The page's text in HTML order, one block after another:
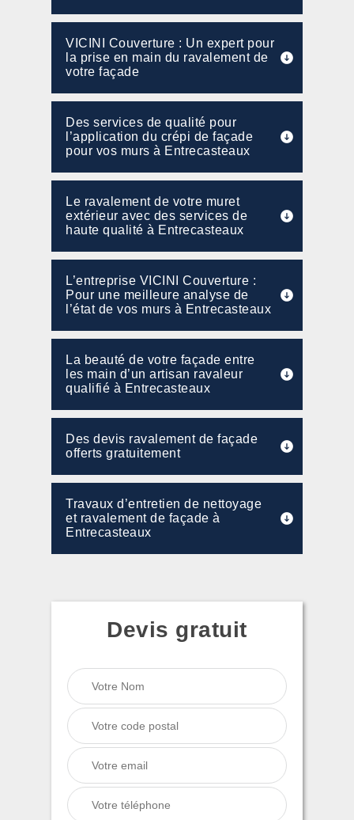
VICINI Couverture : Un expert pour
la prise en main du ravalement de
votre façade
Des services de qualité pour
l’application du crépi de façade
pour vos murs à Entrecasteaux
Le ravalement de votre muret
extérieur avec des services de
haute qualité à Entrecasteaux
L’entreprise VICINI Couverture :
Pour une meilleure analyse de
l’état de vos murs à Entrecasteaux
La beauté de votre façade entre
les main d’un artisan ravaleur
qualifié à Entrecasteaux
Des devis ravalement de façade
offerts gratuitement
Travaux d’entretien de nettoyage
et ravalement de façade à
Entrecasteaux
Devis gratuit